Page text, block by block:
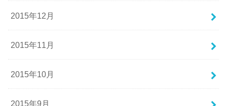
2015年12月
2015年11月
2015年10月
2015年9月